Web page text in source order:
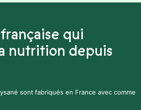
qui
nutrition depuis
sont fabriqués en France avec comme